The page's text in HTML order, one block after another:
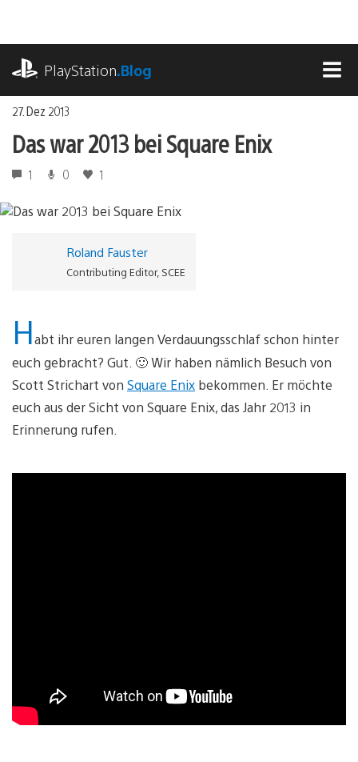
springen
PlayStation.Blog
27. Dez 2013
Das war 2013 bei Square Enix
1 0 1
Roland Fauster
Contributing Editor, SCEE
Habt ihr euren langen Verdauungsschlaf schon hinter
euch gebracht? Gut. 🙂 Wir haben nämlich Besuch von
Scott Strichart von Square Enix bekommen. Er möchte
euch aus der Sicht von Square Enix, das Jahr 2013 in
Erinnerung rufen.